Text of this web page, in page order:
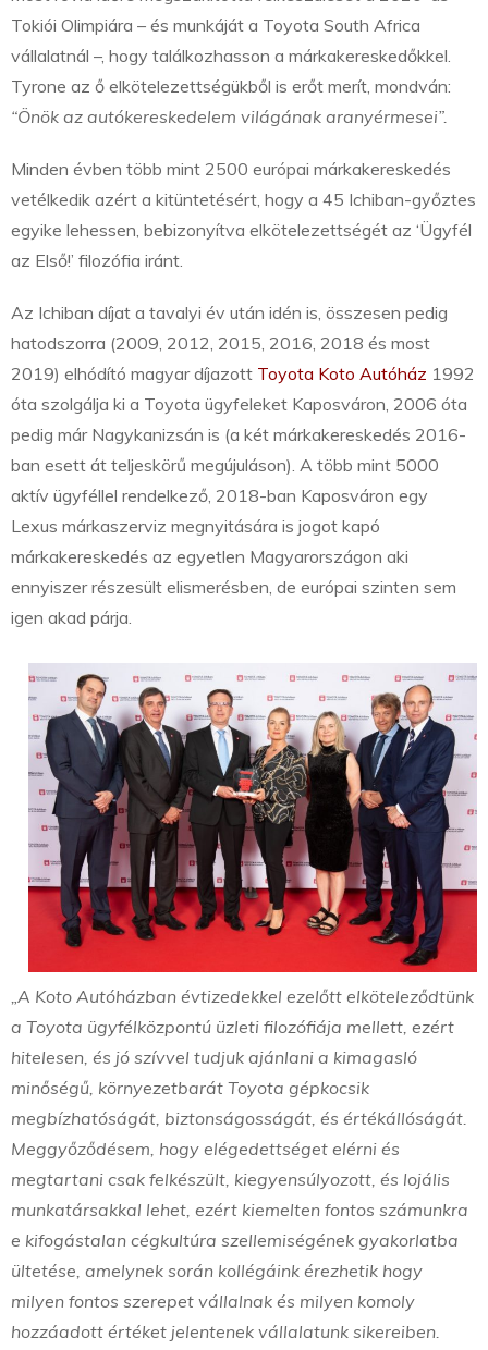
Tokiói Olimpiára – és munkáját a Toyota South Africa
vállalatnál –, hogy találkozhasson a márkakereskedőkkel.
Tyrone az ő elkötelezettségükből is erőt merít, mondván:
“Önök az autókereskedelem világának aranyérmesei”.
Minden évben több mint 2500 európai márkakereskedés
vetélkedik azért a kitüntetésért, hogy a 45 Ichiban-győztes
egyike lehessen, bebizonyítva elkötelezettségét az ‘Ügyfél
az Első!’ filozófia iránt.
Az Ichiban díjat a tavalyi év után idén is, összesen pedig
hatodszorra (2009, 2012, 2015, 2016, 2018 és most
2019) elhódító magyar díjazott Toyota Koto Autóház 1992
óta szolgálja ki a Toyota ügyfeleket Kaposváron, 2006 óta
pedig már Nagykanizsán is (a két márkakereskedés 2016-
ban esett át teljeskörű megújuláson). A több mint 5000
aktív ügyféllel rendelkező, 2018-ban Kaposváron egy
Lexus márkaszerviz megnyitására is jogot kapó
márkakereskedés az egyetlen Magyarországon aki
ennyiszer részesült elismerésben, de európai szinten sem
igen akad párja.
„A Koto Autóházban évtizedekkel ezelőtt elköteleződtünk
a Toyota ügyfélközpontú üzleti filozófiája mellett, ezért
hitelesen, és jó szívvel tudjuk ajánlani a kimagasló
minőségű, környezetbarát Toyota gépkocsik
megbízhatóságát, biztonságosságát, és értékállóságát.
Meggyőződésem, hogy elégedettséget elérni és
megtartani csak felkészült, kiegyensúlyozott, és lojális
munkatársakkal lehet, ezért kiemelten fontos számunkra
e kifogástalan cégkultúra szellemiségének gyakorlatba
ültetése, amelynek során kollégáink érezhetik hogy
milyen fontos szerepet vállalnak és milyen komoly
hozzáadott értéket jelentenek vállalatunk sikereiben.